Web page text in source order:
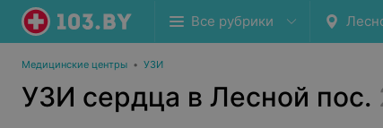
Все рубрики
Медицинские центры • УЗИ
УЗИ сердца в Лесной пос.